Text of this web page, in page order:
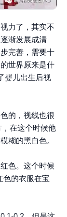
力了，其实不
渐发展成清
完善，需要十
世界原来是什
婴儿出生后视
的，视线也很
在这个时候他
糊的黑白色。
色。这个时候
色的衣服在宝